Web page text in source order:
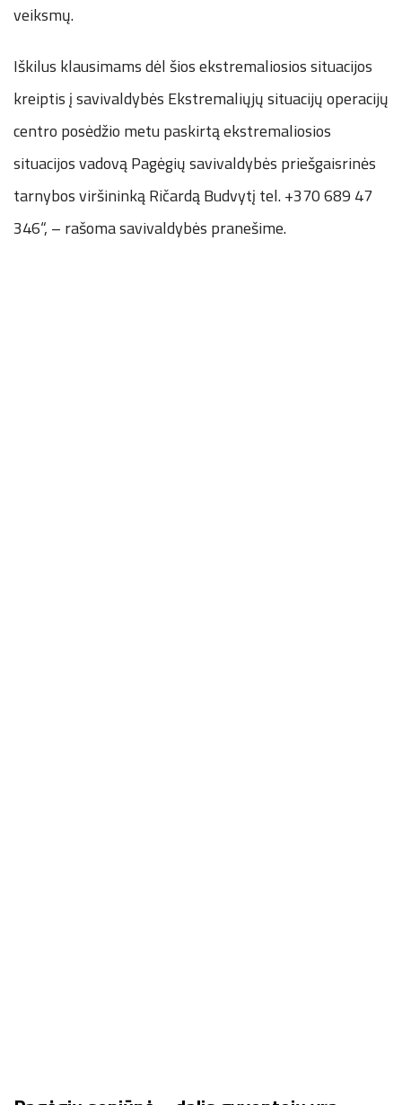
veiksmų.
Iškilus klausimams dėl šios ekstremaliosios situacijos
kreiptis į savivaldybės Ekstremaliųjų situacijų operacijų
centro posėdžio metu paskirtą ekstremaliosios
situacijos vadovą Pagėgių savivaldybės priešgaisrinės
tarnybos viršininką Ričardą Budvytį tel. +370 689 47
346“, – rašoma savivaldybės pranešime.